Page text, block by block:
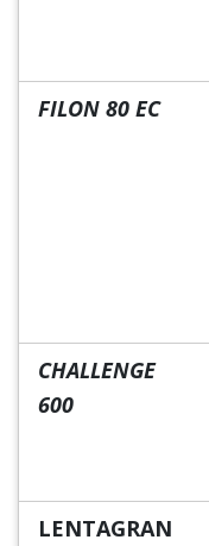
FILON 80 EC
CHALLENGE
600
LENTAGRAN